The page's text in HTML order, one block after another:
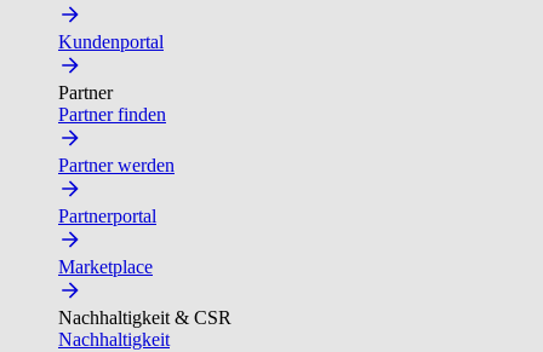
Kundenportal
Partner
Partner finden
Partner werden
Partnerportal
Marketplace
Nachhaltigkeit & CSR
Nachhaltigkeit